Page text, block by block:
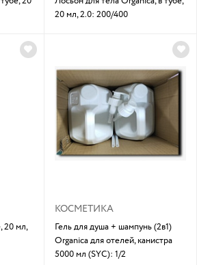
20 мл, 2.0: 200/400
20 мл,
КОСМЕТИКА
Гель для душа + шампунь (2в1)
Organica для отелей, канистра
5000 мл (SYC): 1/2